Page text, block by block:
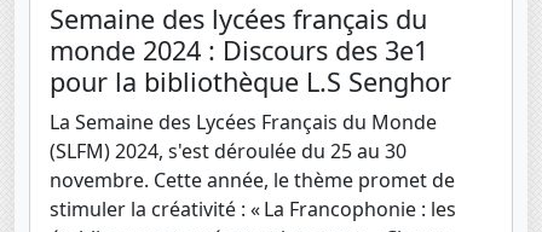
Semaine des lycées français du
monde 2024 : Discours des 3e1
pour la bibliothèque L.S Senghor
La Semaine des Lycées Français du Monde
(SLFM) 2024, s'est déroulée du 25 au 30
novembre. Cette année, le thème promet de
stimuler la créativité : « La Francophonie : les